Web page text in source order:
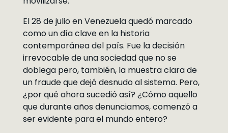
El 28 de julio en Venezuela quedó marcado
como un día clave en la historia
contemporánea del país. Fue la decisión
irrevocable de una sociedad que no se
doblega pero, también, la muestra clara de
un fraude que dejó desnudo al sistema. Pero,
¿por qué ahora sucedió así? ¿Cómo aquello
que durante años denunciamos, comenzó a
ser evidente para el mundo entero?